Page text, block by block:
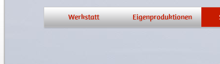
Werkstatt Eigenproduktionen